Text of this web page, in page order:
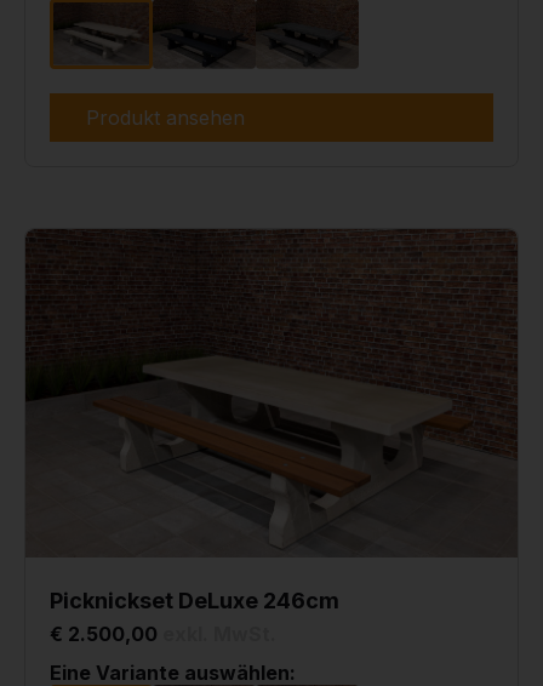
Produkt ansehen
Picknickset DeLuxe 246cm
€ 2.500,00
Eine Variante auswählen: